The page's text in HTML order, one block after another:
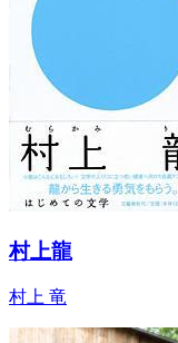
村上龍
村上 竜